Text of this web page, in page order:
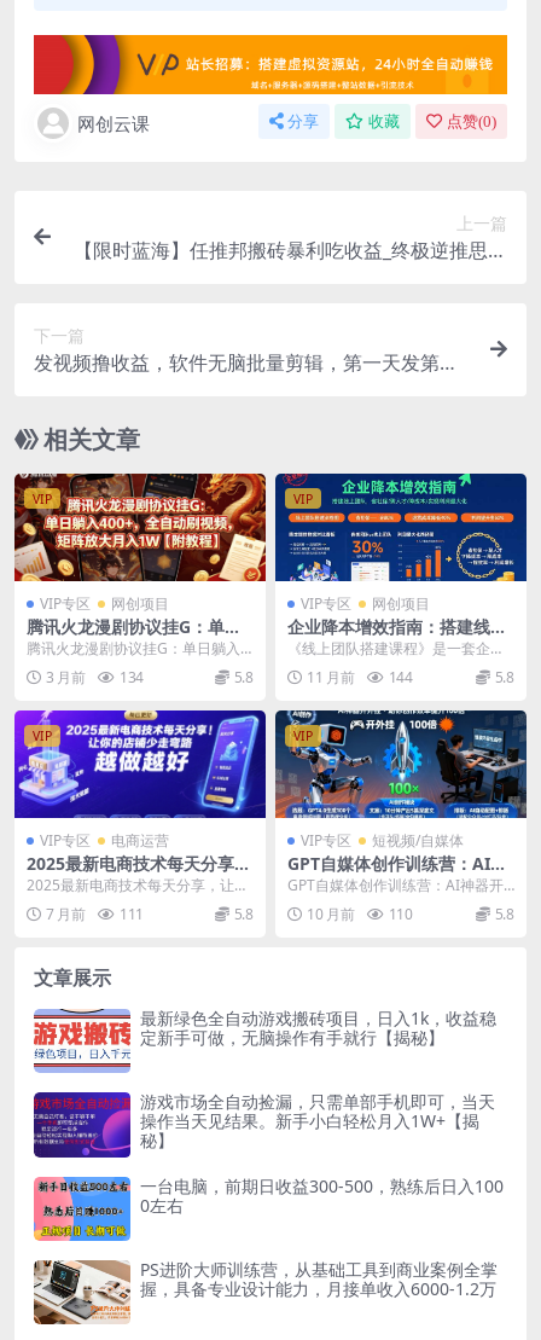
网创云课 分享 收藏 点赞(0)
上一篇
【限时蓝海】任推邦搬砖暴利吃收益_终极逆推思路
下一篇
发视频撸收益，软件无脑批量剪辑，第一天发第二
相关文章
VIP
VIP专区 网创项目
腾讯火龙漫剧协议挂G：单日
躺入400+，全自动刷视频，矩
阵放大月入1W【附教程】
【揭秘】
腾讯火龙漫剧协议挂G：单日躺入4
00+，全自动刷视频，矩阵放大月
入1W【附教程】...
3 月前 134 5.8
VIP
VIP专区 网创项目
企业降本增效指南：搭建线上
团队，省社保/聚人才/降成本/
实现利润最大化
《线上团队搭建课程》是一套企业
降本增效实战指南，针对9月1日社
保新规背景，系统讲...
11 月前 144 5.8
VIP
VIP专区 电商运营
2025最新电商技术每天分享，
让你的店铺少走弯路，越做越
好(更新26年01月)
2025最新电商技术每天分享，让你
的店铺少走弯路，越做越好(更新26
年01月) ...
7 月前 111 5.8
VIP
VIP专区 短视频/自媒体
GPT自媒体创作训练营：AI神
器开外挂，助你创作效率提升
100倍
GPT自媒体创作训练营：AI神器开
外挂，助你创作效率提升100倍 课
程介绍： 你...
10 月前 110 5.8
文章展示
最新绿色全自动游戏搬砖项目，日入1k，收益稳
定新手可做，无脑操作有手就行【揭秘】
游戏市场全自动捡漏，只需单部手机即可，当天
操作当天见结果。新手小白轻松月入1W+【揭
秘】
一台电脑，前期日收益300-500，熟练后日入100
0左右
PS进阶大师训练营，从基础工具到商业案例全掌
握，具备专业设计能力，月接单收入6000-1.2万